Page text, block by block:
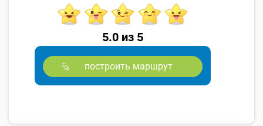
5.0 из 5
построить маршрут